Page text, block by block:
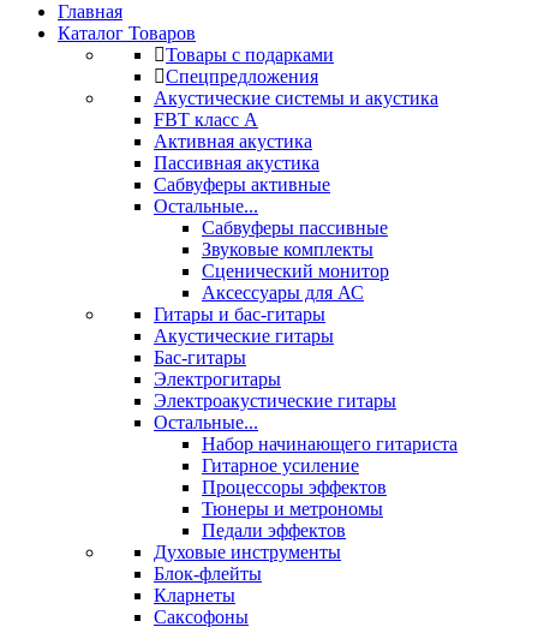
Главная
Каталог Товаров
Товары с подарками
Спецпредложения
Акустические системы и акустика
FBT класс А
Активная акустика
Пассивная акустика
Сабвуферы активные
Остальные...
Сабвуферы пассивные
Звуковые комплекты
Сценический монитор
Аксессуары для АС
Гитары и бас-гитары
Акустические гитары
Бас-гитары
Электрогитары
Электроакустические гитары
Остальные...
Набор начинающего гитариста
Гитарное усиление
Процессоры эффектов
Тюнеры и метрономы
Педали эффектов
Духовые инструменты
Блок-флейты
Кларнеты
Саксофоны